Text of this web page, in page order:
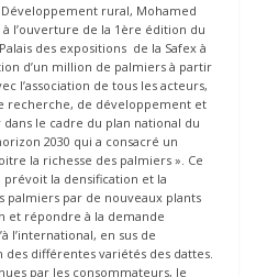
rural, Mohamed
l’ouverture de la 1ère édition du
des expositions de la Safex à
d’un million de palmiers à partir
l’association de tous les acteurs,
recherche, de développement et
le cadre du plan national du
2030 qui a consacré un
la richesse des palmiers ». Ce
la densification et la
palmiers par de nouveaux plants
et répondre à la demande
l’international, en sus de
différentes variétés des dattes.
par les consommateurs, le